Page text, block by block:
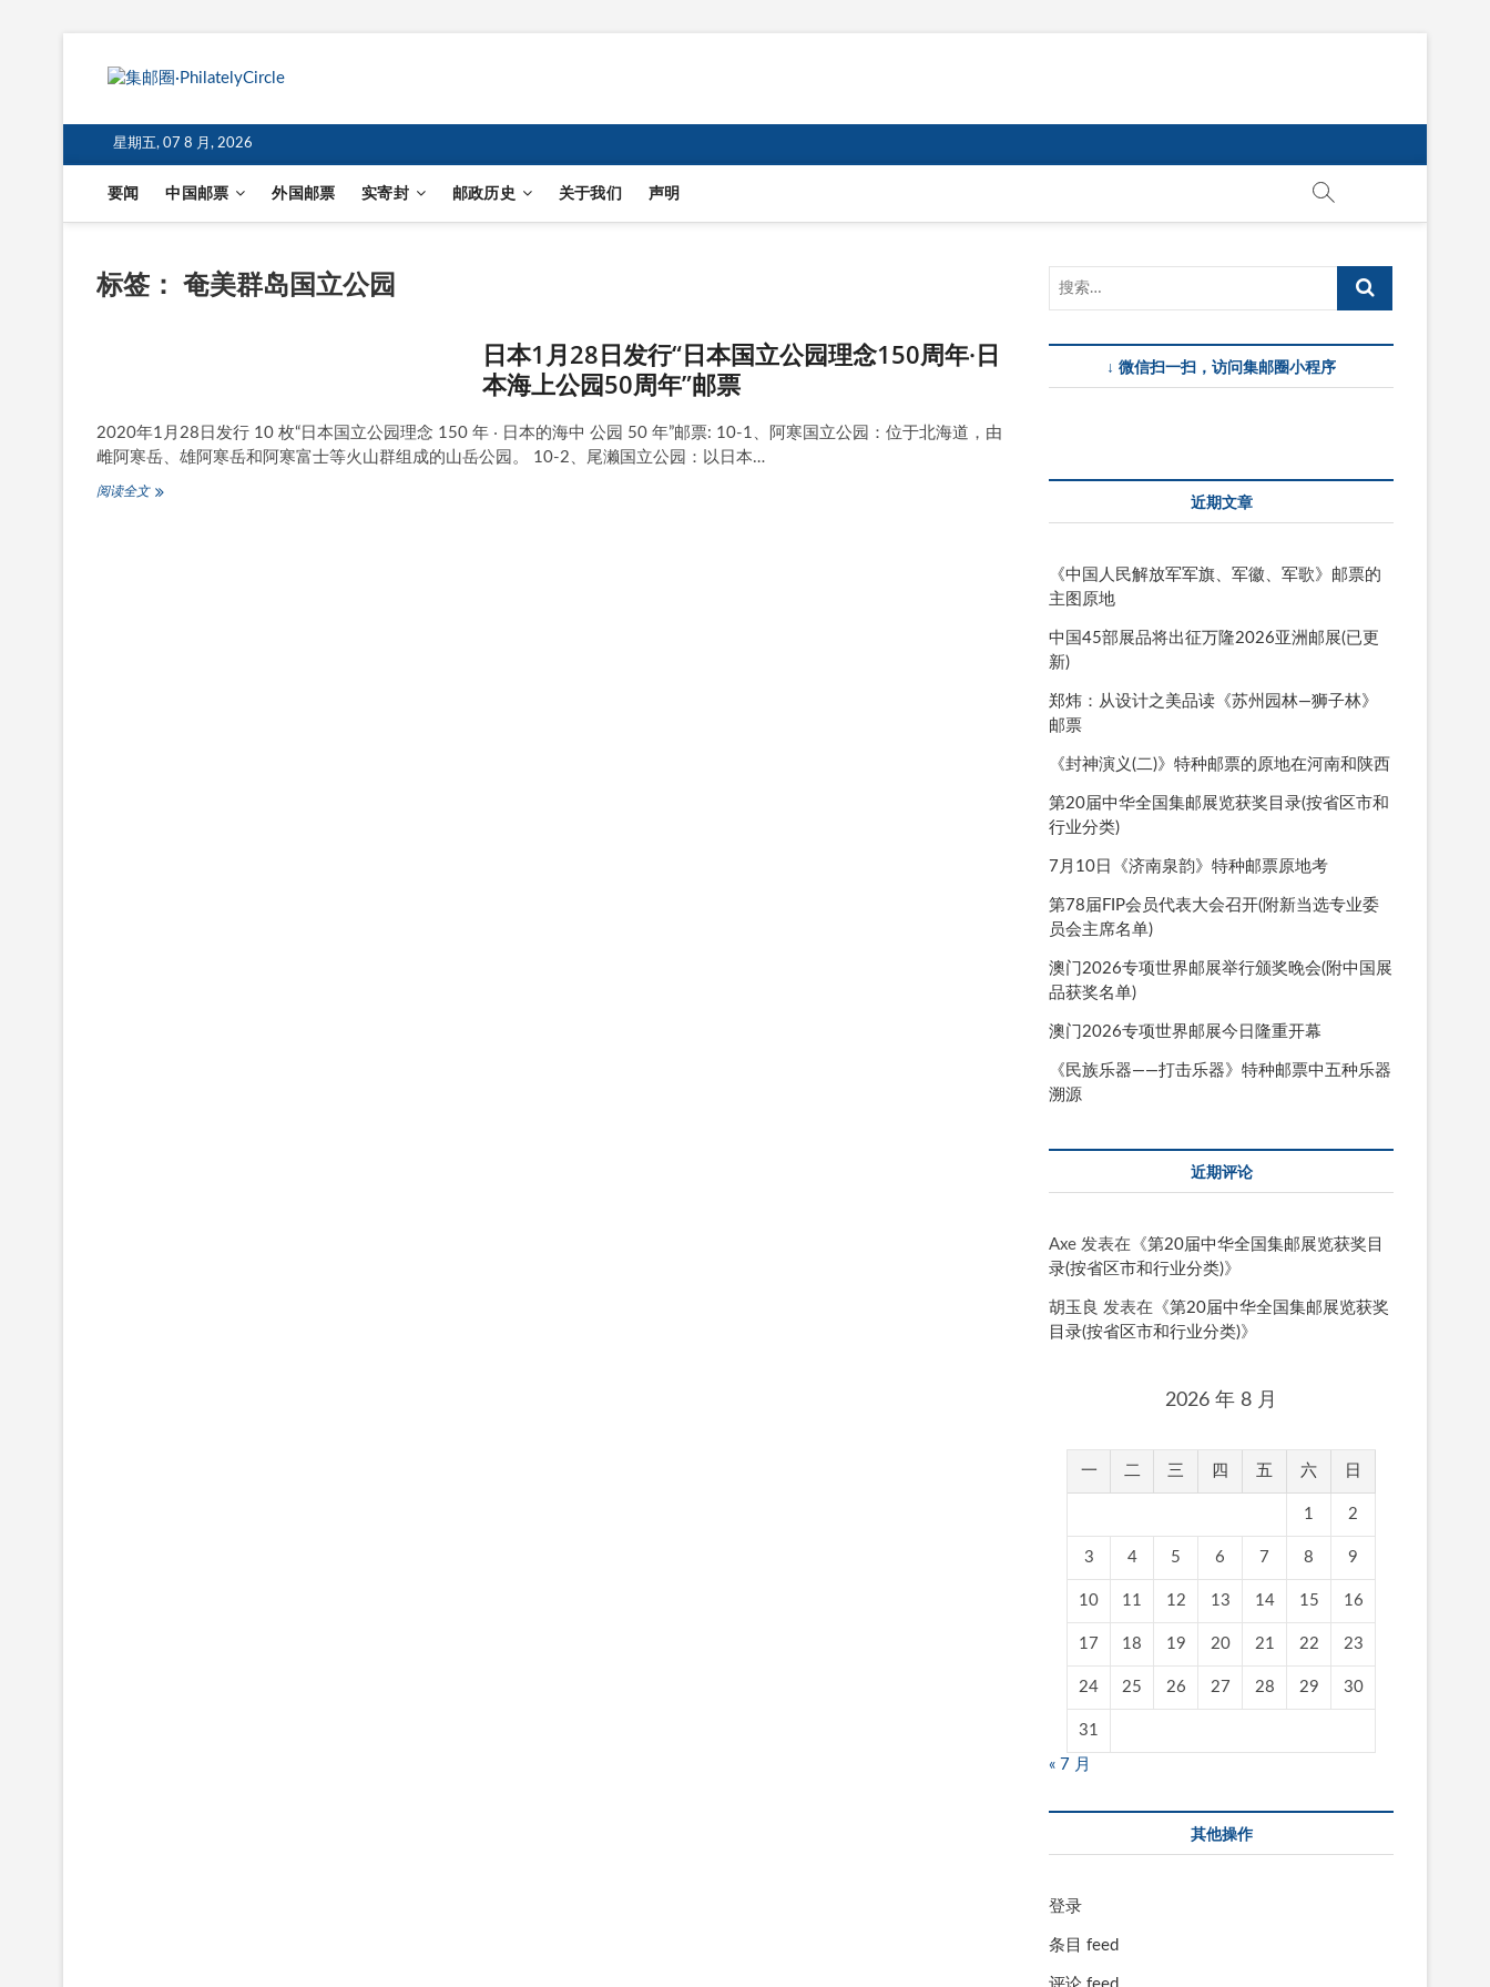
星期五, 07 8 月, 2026
要闻 中国邮票 外国邮票 实寄封 邮政历史 关于我们 声明
标签： 奄美群岛国立公园
日本1月28日发行“日本国立公园理念150周年·日
本海上公园50周年”邮票
2020年1月28日发行 10 枚“日本国立公园理念 150 年 ‧ 日本的海中 公园 50 年”邮票: 10-1、阿寒国立公园：位于北海道，由
雌阿寒岳、雄阿寒岳和阿寒富士等火山群组成的山岳公园。 10-2、尾濑国立公园：以日本…
阅读全文日
↓ 微信扫一扫，访问集邮圈小程序
近期文章
《中国人民解放军军旗、军徽、军歌》邮票的
主图原地
中国45部展品将出征万隆2026亚洲邮展(已更
新)
郑炜：从设计之美品读《苏州园林—狮子林》
邮票
《封神演义(二)》特种邮票的原地在河南和陕西
第20届中华全国集邮展览获奖目录(按省区市和
行业分类)
7月10日《济南泉韵》特种邮票原地考
第78届FIP会员代表大会召开(附新当选专业委
员会主席名单)
澳门2026专项世界邮展举行颁奖晚会(附中国展
品获奖名单)
澳门2026专项世界邮展今日隆重开幕
《民族乐器——打击乐器》特种邮票中五种乐器
溯源
近期评论
Axe 发表在《第20届中华全国集邮展览获奖目
录(按省区市和行业分类)》
胡玉良 发表在《第20届中华全国集邮展览获奖
目录(按省区市和行业分类)》
2026 年 8 月
一 二 三 四 五 六 日
1 2
3 4 5 6 7 8 9
10 11 12 13 14 15 16
17 18 19 20 21 22 23
24 25 26 27 28 29 30
31
« 7 月
其他操作
登录
条目 feed